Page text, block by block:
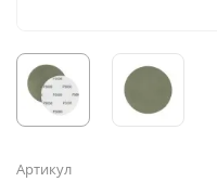
Артикул